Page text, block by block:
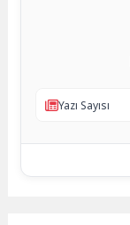
Yazı Sayısı